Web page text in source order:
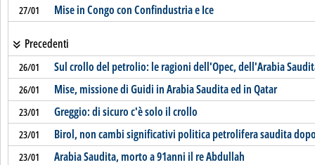
27/01 Mise in Congo con Confindustria e Ice
Precedenti
26/01 Sul crollo del petrolio: le ragioni dell'Opec, dell'Arabia
26/01 Mise, missione di Guidi in Arabia Saudita ed in Qatar
23/01 Greggio: di sicuro c'è solo il crollo
23/01 Birol, non cambi significativi politica petrolifera saudita
23/01 Arabia Saudita, morto a 91anni il re Abdullah